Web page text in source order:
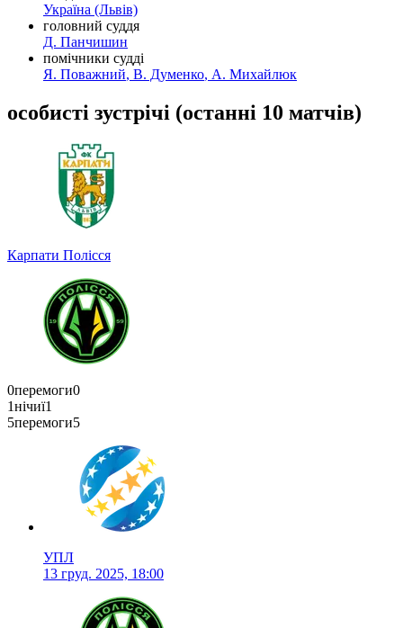
Україна (Львів)
головний суддя
Д. Панчишин
помічники судді
Я. Поважний, В. Думенко, А. Михайлюк
особисті зустрічі (останні 10 матчів)
Карпати Полісся
0перемоги0
1нічиї1
5перемоги5
УПЛ
13 груд. 2025, 18:00